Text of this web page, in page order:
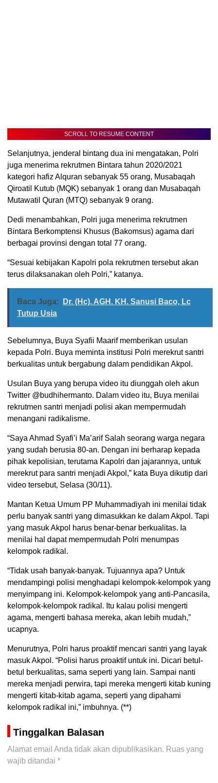
SCROLL TO RESUME CONTENT
Selanjutnya, jenderal bintang dua ini mengatakan, Polri
juga menerima rekrutmen Bintara tahun 2020/2021
kategori hafiz Alquran sebanyak 55 orang, Musabaqah
Qiroatil Kutub (MQK) sebanyak 1 orang dan Musabaqah
Mutawatil Quran (MTQ) sebanyak 9 orang.
Dedi menambahkan, Polri juga menerima rekrutmen
Bintara Berkomptensi Khusus (Bakomsus) agama dari
berbagai provinsi dengan total 77 orang.
“Sesuai kebijakan Kapolri pola rekrutmen tersebut akan
terus dilaksanakan oleh Polri,” katanya.
Baca Juga:
Dr. (Hc). AGH. KH. Sanusi Baco, Lc
Tutup Usia
Sebelumnya, Buya Syafii Maarif memberikan usulan
kepada Polri. Buya meminta institusi Polri merekrut santri
berkualitas untuk bergabung dalam pendidikan Akpol.
Usulan Buya yang berupa video itu diunggah oleh akun
Twitter @budhihermanto. Dalam video itu, Buya menilai
rekrutmen santri menjadi polisi akan mempermudah
menangani radikalisme.
“Saya Ahmad Syafi’i Ma’arif Salah seorang warga negara
yang sudah berusia 80-an. Dengan ini berharap kepada
pihak kepolisian, terutama Kapolri dan jajarannya, untuk
merekrut para santri menjadi Akpol,” kata Buya dikutip dari
video tersebut, Selasa (30/11).
Mantan Ketua Umum PP Muhammadiyah ini menilai tidak
perlu banyak santri yang dimasukkan ke dalam Akpol. Tapi
yang masuk Akpol harus benar-benar berkualitas. Ia
menilai hal dapat mempermudah Polri menumpas
kelompok radikal.
“Tidak usah banyak-banyak. Tujuannya apa? Untuk
mendampingi polisi menghadapi kelompok-kelompok yang
menyimpang ini. Kelompok-kelompok yang anti-Pancasila,
kelompok-kelompok radikal. Itu kalau polisi mengerti
agama, mengerti bahasa mereka, akan lebih mudah,”
ucapnya.
Menurutnya, Polri harus proaktif mencari santri yang layak
masuk Akpol. “Polisi harus proaktif untuk ini. Dicari betul-
betul berkualitas, sama seperti yang lain. Sampai nanti
mereka menjadi perwira, tapi mereka mengerti kitab kuning
mengerti kitab-kitab agama, seperti yang dipahami
kelompok radikal ini,” imbuhnya. (**)
Tinggalkan Balasan
Alamat email Anda tidak akan dipublikasikan. Ruas yang
wajib ditandai *